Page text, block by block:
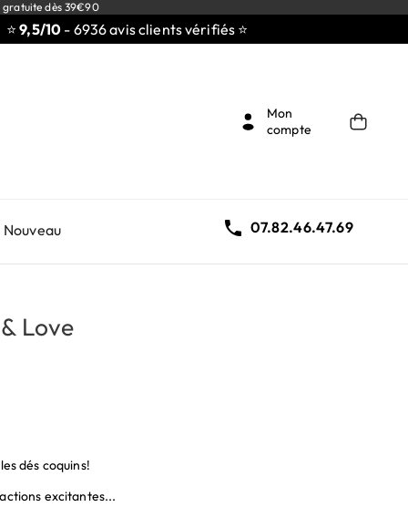
dès 39€90
10- 6936 avis clients vérifiés ⭐
Mon
compte
Nouveau  07.82.46.47.69
Love
dés coquins!
excitantes...